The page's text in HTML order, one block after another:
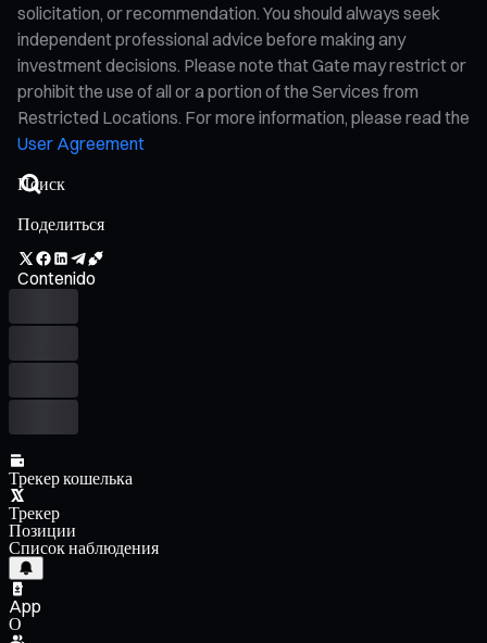
solicitation, or recommendation. You should always seek
independent professional advice before making any
investment decisions. Please note that Gate may restrict or
prohibit the use of all or a portion of the Services from
Restricted Locations. For more information, please read the
User Agreement
Поделиться
Contenido
Трекер кошелька
Трекер
Позиции
Список наблюдения
App
О